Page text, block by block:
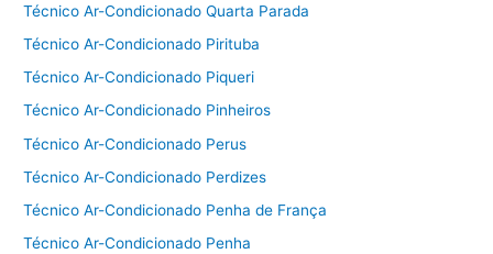
Técnico Ar-Condicionado Quarta Parada
Técnico Ar-Condicionado Pirituba
Técnico Ar-Condicionado Piqueri
Técnico Ar-Condicionado Pinheiros
Técnico Ar-Condicionado Perus
Técnico Ar-Condicionado Perdizes
Técnico Ar-Condicionado Penha de França
Técnico Ar-Condicionado Penha